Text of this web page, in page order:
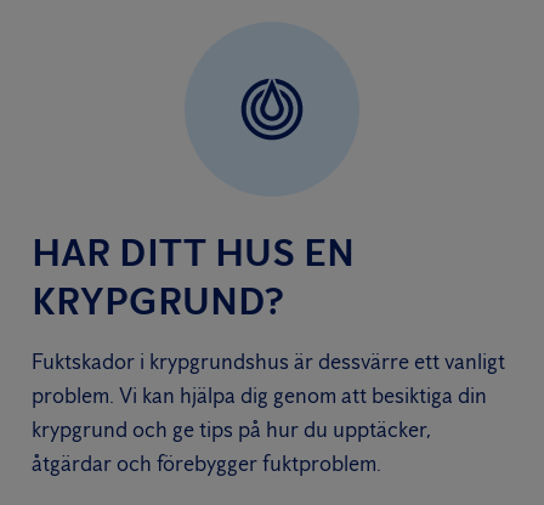
HAR DITT HUS EN
KRYPGRUND?
Fuktskador i krypgrundshus är dessvärre ett vanligt
problem. Vi kan hjälpa dig genom att besiktiga din
krypgrund och ge tips på hur du upptäcker,
åtgärdar och förebygger fuktproblem.